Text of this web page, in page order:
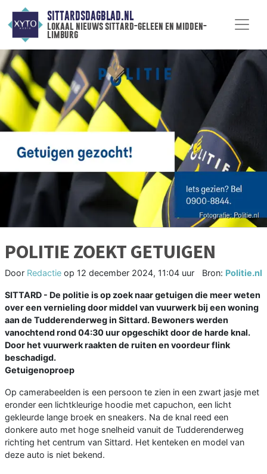
SITTARDSDAGBLAD.NL
lokaal nieuws sittard-geleen en midden-
limburg
POLITIE ZOEKT GETUIGEN
Door Redactie op 12 december 2024, 11:04 uur Bron: Politie.nl
SITTARD - De politie is op zoek naar getuigen die meer weten
over een vernieling door middel van vuurwerk bij een woning
aan de Tudderenderweg in Sittard. Bewoners werden
vanochtend rond 04:30 uur opgeschikt door de harde knal.
Door het vuurwerk raakten de ruiten en voordeur flink
beschadigd.
Getuigenoproep
Op camerabeelden is een persoon te zien in een zwart jasje met
eronder een lichtkleurige hoodie met capuchon, een licht
gekleurde lange broek en sneakers. Na de knal reed een
donkere auto met hoge snelheid vanuit de Tudderenderweg
richting het centrum van Sittard. Het kenteken en model van
deze auto is niet bekend.